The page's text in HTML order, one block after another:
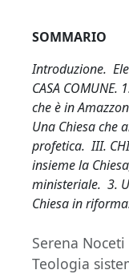
SOMMARIO
Introduzione.
CASA
che è in
Una Chiesa che
profetica. III.
insieme la
ministeriale. 3.
Chiesa in riforma
Serena
Teologia